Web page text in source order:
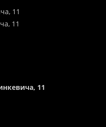
11
11
11